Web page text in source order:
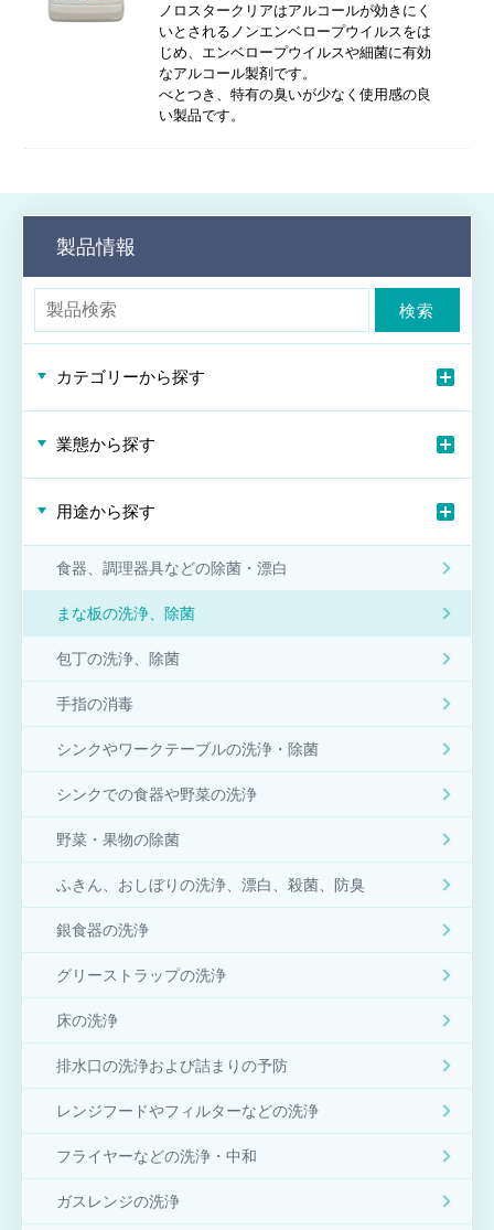
ノロスタークリアはアルコールが効きにく
いとされるノンエンベロープウイルスをは
じめ、エンベロープウイルスや細菌に有効
なアルコール製剤です。
べとつき、特有の臭いが少なく使用感の良
い製品です。
製品情報
検索
カテゴリーから探す
業態から探す
用途から探す
食器、調理器具などの除菌・漂白
まな板の洗浄、除菌
包丁の洗浄、除菌
手指の消毒
シンクやワークテーブルの洗浄・除菌
シンクでの食器や野菜の洗浄
野菜・果物の除菌
ふきん、おしぼりの洗浄、漂白、殺菌、防臭
銀食器の洗浄
グリーストラップの洗浄
床の洗浄
排水口の洗浄および詰まりの予防
レンジフードやフィルターなどの洗浄
フライヤーなどの洗浄・中和
ガスレンジの洗浄